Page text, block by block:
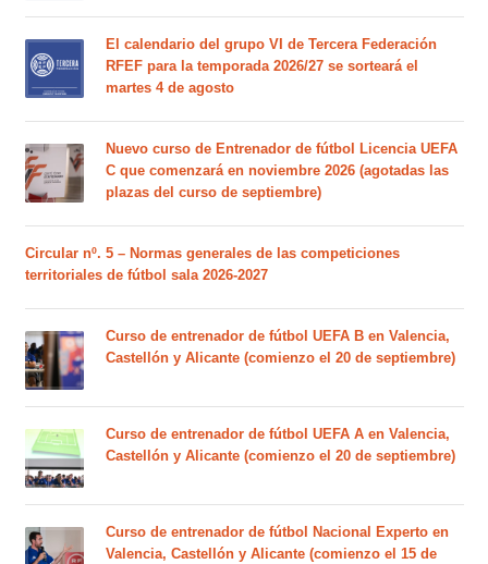
El calendario del grupo VI de Tercera Federación
RFEF para la temporada 2026/27 se sorteará el
martes 4 de agosto
Nuevo curso de Entrenador de fútbol Licencia UEFA
C que comenzará en noviembre 2026 (agotadas las
plazas del curso de septiembre)
Circular nº. 5 – Normas generales de las competiciones
territoriales de fútbol sala 2026-2027
Curso de entrenador de fútbol UEFA B en Valencia,
Castellón y Alicante (comienzo el 20 de septiembre)
Curso de entrenador de fútbol UEFA A en Valencia,
Castellón y Alicante (comienzo el 20 de septiembre)
Curso de entrenador de fútbol Nacional Experto en
Valencia, Castellón y Alicante (comienzo el 15 de